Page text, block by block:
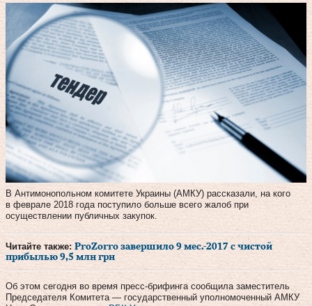
В Антимонопольном комитете Украины (АМКУ) рассказали, на кого
в феврале 2018 года поступило больше всего жалоб при
осуществлении публичных закупок.
Читайте также: ProZorro завершило 9 мес.-2017 с чистой
прибылью 9,5 млн грн
Об этом сегодня во время пресс-брифинга сообщила заместитель
Председателя Комитета — государственный уполномоченный АМКУ